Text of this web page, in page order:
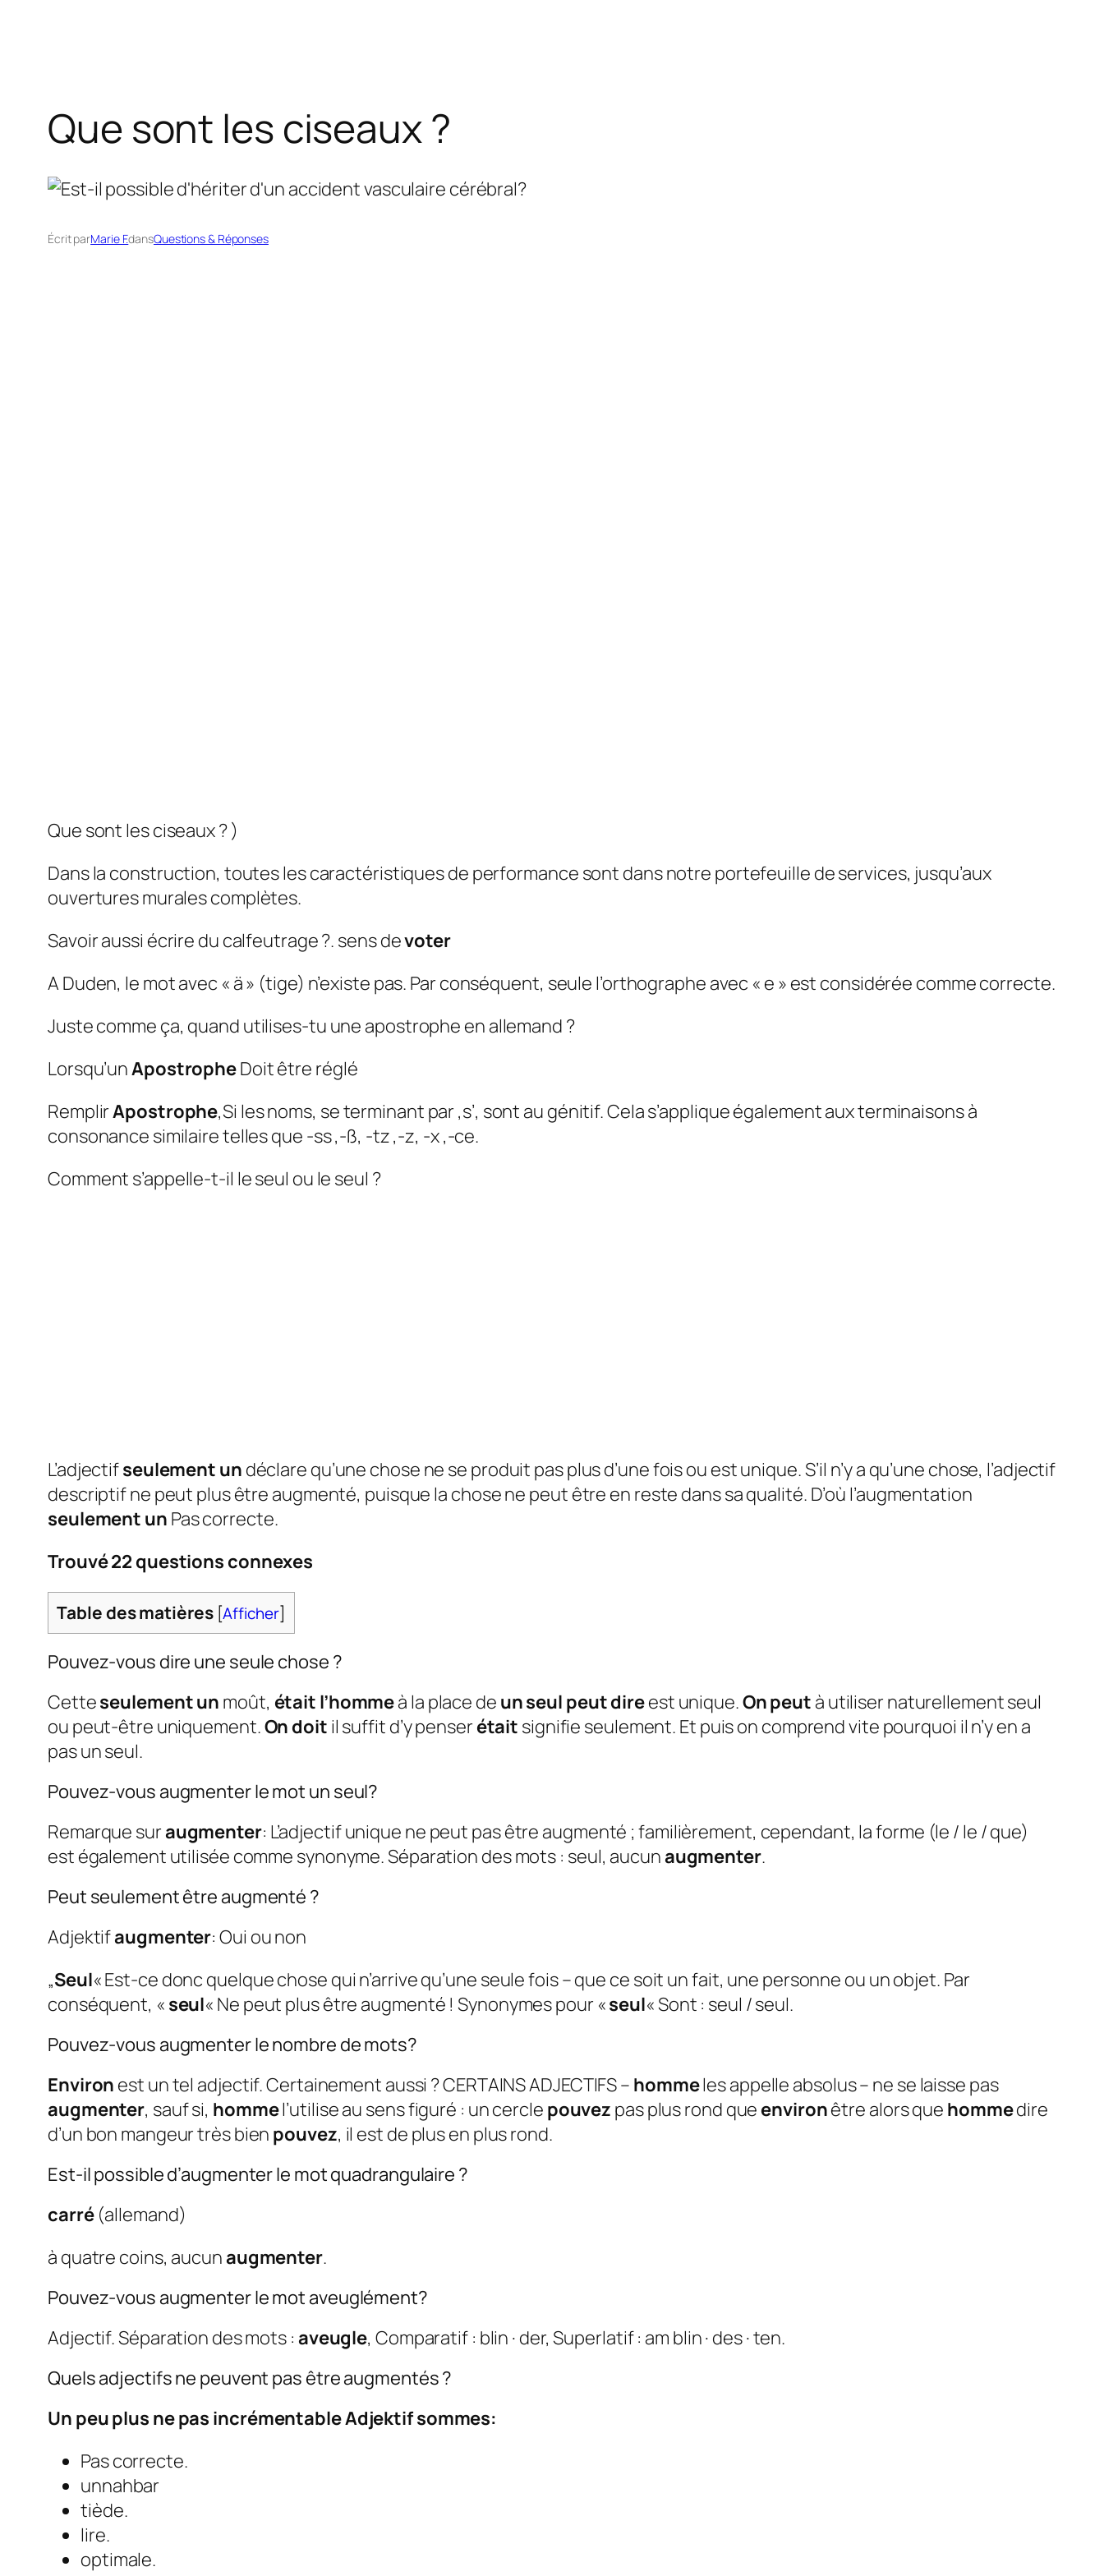
Que sont les ciseaux ?
Écrit parMarie F.dansQuestions & Réponses
Que sont les ciseaux ? )
Dans la construction, toutes les caractéristiques de performance sont dans notre portefeuille de services, jusqu’aux
ouvertures murales complètes.
Savoir aussi écrire du calfeutrage ?. sens devoter
A Duden, le mot avec « ä » (tige) n’existe pas. Par conséquent, seule l’orthographe avec « e » est considérée comme correcte.
Juste comme ça, quand utilises-tu une apostrophe en allemand ?
Lorsqu’unApostropheDoit être réglé
RemplirApostrophe‚Si les noms‚ se terminant par ‚s’‚ sont au génitif. Cela s’applique également aux terminaisons à
consonance similaire telles que -ss ‚-ß‚ -tz ‚-z‚ -x ‚-ce.
Comment s’appelle-t-il le seul ou le seul ?
L’adjectifseulement un déclare qu’une chose ne se produit pas plus d’une fois ou est unique. S’il n’y a qu’une chose, l’adjectif
descriptif ne peut plus être augmenté, puisque la chose ne peut être en reste dans sa qualité. D’où l’augmentation
seulement un Pas correcte.
Trouvé 22 questions connexes
Table des matières [Afficher]
Pouvez-vous dire une seule chose ?
Cetteseulement un moût, était l’hommeà la place de un seul peut direest unique.On peut à utiliser naturellement seul
ou peut-être uniquement.On doit il suffit d’y penser était signifie seulement. Et puis on comprend vite pourquoi il n’y en a
pas un seul.
Pouvez-vous augmenter le mot un seul?
Remarque suraugmenter: L’adjectif unique ne peut pas être augmenté ; familièrement, cependant, la forme (le / le / que)
est également utilisée comme synonyme. Séparation des mots : seul, aucunaugmenter.
Peut seulement être augmenté ?
Adjektifaugmenter: Oui ou non
„Seul« Est-ce donc quelque chose qui n’arrive qu’une seule fois – que ce soit un fait, une personne ou un objet. Par
conséquent, « seul« Ne peut plus être augmenté ! Synonymes pour «seul« Sont : seul / seul.
Pouvez-vous augmenter le nombre de mots?
Environ est un tel adjectif. Certainement aussi ? CERTAINS ADJECTIFS – hommeles appelle absolus – ne se laisse pas
augmenter, sauf si, hommel’utilise au sens figuré : un cercle pouvez pas plus rond que environêtre alors que hommedire
d’un bon mangeur très bien pouvez, il est de plus en plus rond.
Est-il possible d’augmenter le mot quadrangulaire ?
carré(allemand)
à quatre coins, aucunaugmenter.
Pouvez-vous augmenter le mot aveuglément?
Adjectif. Séparation des mots : aveugle, Comparatif : blin · der, Superlatif : am blin · des · ten.
Quels adjectifs ne peuvent pas être augmentés ?
Un peu plus ne pas incrémentableAdjektifsommes:
Pas correcte.
unnahbar
tiède.
lire.
optimale.